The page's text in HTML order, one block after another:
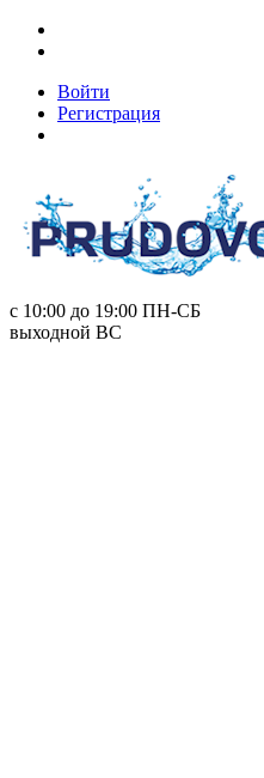
Войти
Регистрация
с 10:00 до 19:00 ПН-СБ
выходной ВС